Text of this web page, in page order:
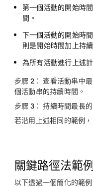
第一個活動的開始時
間。
下一個活動的開始時
則是開始時間加上持續
為所有活動進行上述計
步驟 2： 查看活動串中
個活動串的持續時間。
步驟 3： 持續時間最長
若沿用上述相同的範例
關鍵路徑法範
以下透過一個簡化的範